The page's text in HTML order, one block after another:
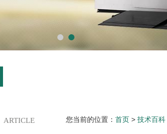
ARTICLE 您当前的位置： 首页 > 技术百科